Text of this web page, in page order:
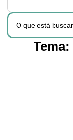
Tema: